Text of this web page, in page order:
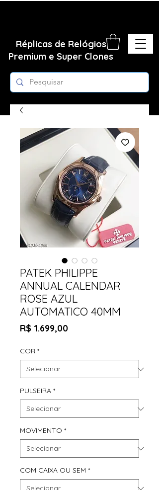
Réplicas de Relógios
Premium e Super Clones
PATEK PHILIPPE
ANNUAL CALENDAR
ROSE AZUL
AUTOMATICO 40MM
R$ 1.699,00Preço
COR *
PULSEIRA *
MOVIMENTO *
COM CAIXA OU SEM *